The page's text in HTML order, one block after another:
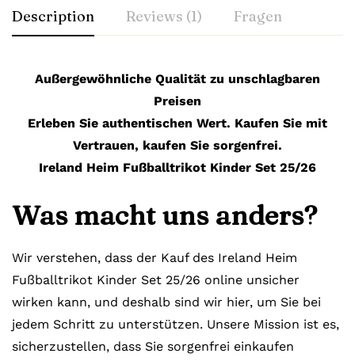
Description Reviews (1) Fragen
Außergewöhnliche Qualität zu unschlagbaren
Preisen
Erleben Sie authentischen Wert. Kaufen Sie mit
Vertrauen, kaufen Sie sorgenfrei.
Ireland Heim Fußballtrikot Kinder Set 25/26
Was macht uns anders?
Wir verstehen, dass der Kauf des Ireland Heim
Fußballtrikot Kinder Set 25/26 online unsicher
wirken kann, und deshalb sind wir hier, um Sie bei
jedem Schritt zu unterstützen. Unsere Mission ist es,
sicherzustellen, dass Sie sorgenfrei einkaufen